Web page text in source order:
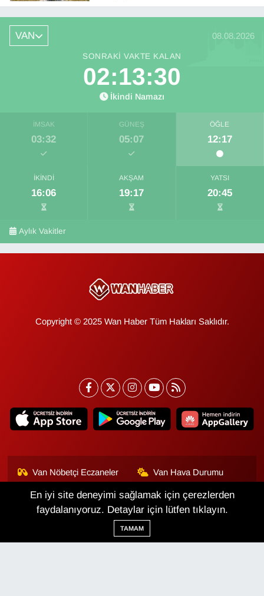
VAN 08.08.2026
SONRAKI VAKTE KALAN
02:13:30
İkindi Namazı
İMSAK
03:32
GÜNEŞ
05:07
ÖĞLE
12:17
İKINDI
16:06
AKŞAM
19:17
YATSI
20:45
Aylık Vakitler
Copyright © 2025 Wan Haber Tüm Hakları Saklıdır.
Van Nöbetçi Eczaneler Van Hava Durumu
Van Namaz Vakitleri
Van Trafik Yoğunluk
Haritası
Puan Durumu ve Fikstür
En iyi site deneyimi sağlamak için çerezlerden
faydalanıyoruz. Detaylar için lütfen tıklayın.
TAMAM